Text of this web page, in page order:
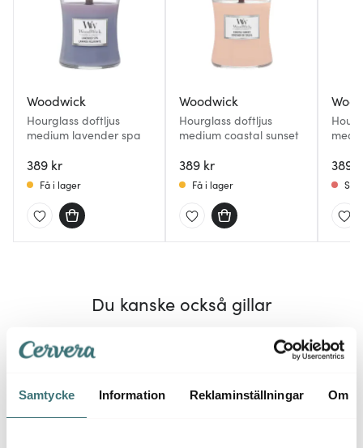
Samtycke Information Reklaminställningar Om
Woodwick
Hourglass doftljus
medium lavender spa
389 kr
Få i lager
Woodwick
Hourglass doftljus
medium coastal sunset
389 kr
Få i lager
389
Du kanske också gillar